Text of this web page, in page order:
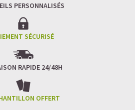
herbacé, addictif et plein de
ses batteries sans caféine,
et sérénité.
Glacé Protéiné
LE PLAISIR DES CAFÉS GLACÉS
PERSONNALISÉS
SÉCURISÉ
RAPIDE 24/48H
OFFERT